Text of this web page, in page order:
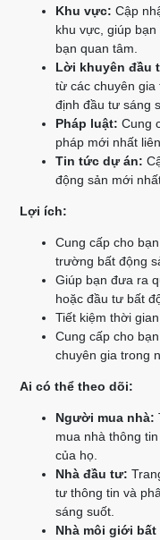
Khu vực: Cập
khu vực, giúp
bạn quan tâm.
Lời khuyên đầu
từ các chuyên
định đầu tư sáng
Pháp luật: Cung
pháp mới nhất
Tin tức dự án:
động sản mới
Lợi ích:
Cung cấp cho
trường bất động
Giúp bạn đưa ra
hoặc đầu tư bất
Tiết kiệm thời
Cung cấp cho
chuyên gia trong
Ai có thể theo dõi:
Người mua nhà:
mua nhà thông
của họ.
Nhà đầu tư:
tư thông tin và
sáng suốt.
Nhà môi giới